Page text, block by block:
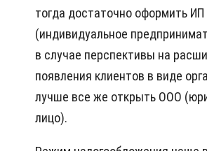
тогда достаточно оформить ИП
(индивидуальное
в случае перспективы на
появления клиентов в виде
лучше все же открыть ООО
лицо).